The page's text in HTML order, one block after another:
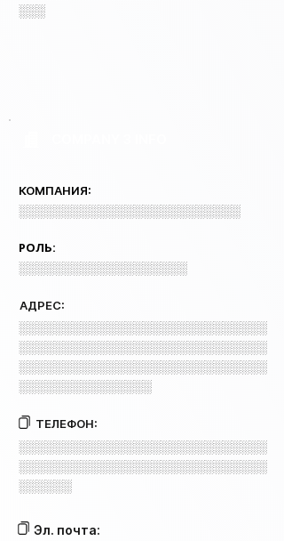
░░░
КОМПАНИЯ:
░░░░░░░░░░░░░░░░░░░░░░░░░
РОЛЬ:
░░░░░░░░░░░░░░░░░░░
АДРЕС:
░░░░░░░░░░░░░░░░░░░░░░░░░░░░
░░░░░░░░░░░░░░░░░░░░░░░░░░░░
░░░░░░░░░░░░░░░░░░░░░░░░░░░░
░░░░░░░░░░░░░░░
ТЕЛЕФОН:
░░░░░░░░░░░░░░░░░░░░░░░░░░░░
░░░░░░░░░░░░░░░░░░░░░░░░░░░░
░░░░░░
Эл. почта: